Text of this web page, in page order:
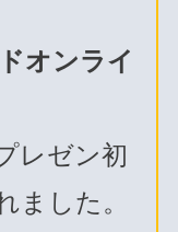
オンライ
レゼン初
ました。